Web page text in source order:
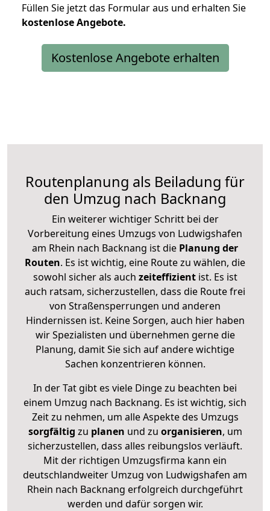
Füllen Sie jetzt das Formular aus und erhalten Sie
kostenloseAngebote.
Kostenlose Angebote erhalten
Routenplanung als Beiladung für
den Umzug nach Backnang
Ein weiterer wichtiger Schritt bei der
Vorbereitung eines Umzugs von Ludwigshafen
am Rhein nach Backnang ist die Planung der
Routen. Es ist wichtig, eine Route zu wählen, die
sowohl sicher als auch zeiteffizientist. Es ist
auch ratsam, sicherzustellen, dass die Route frei
von Straßensperrungen und anderen
Hindernissen ist. Keine Sorgen, auch hier haben
wir Spezialisten und übernehmen gerne die
Planung, damit Sie sich auf andere wichtige
Sachen konzentrieren können.
In der Tat gibt es viele Dinge zu beachten bei
einem Umzug nach Backnang. Es ist wichtig, sich
Zeit zu nehmen, um alle Aspekte des Umzugs
sorgfältig zu planen und zu organisieren, um
sicherzustellen, dass alles reibungslos verläuft.
Mit der richtigen Umzugsfirma kann ein
deutschlandweiter Umzug von Ludwigshafen am
Rhein nach Backnang erfolgreich durchgeführt
werden und dafür sorgen wir.